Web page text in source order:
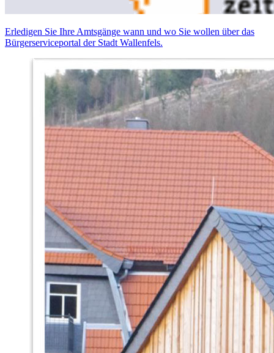
Erledigen Sie Ihre Amtsgänge wann und wo Sie wollen über das
Bürgerserviceportal der Stadt Wallenfels.